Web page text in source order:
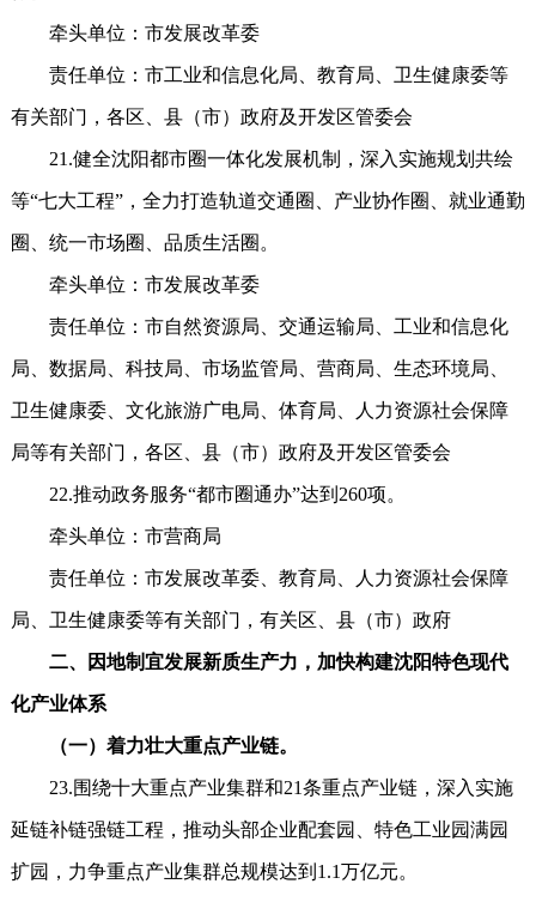
牵头单位：市发展改革委
责任单位：市工业和信息化局、教育局、卫生健康委等
有关部门，各区、县（市）政府及开发区管委会
21.健全沈阳都市圈一体化发展机制，深入实施规划共绘
等“七大工程”，全力打造轨道交通圈、产业协作圈、就业通勤
圈、统一市场圈、品质生活圈。
牵头单位：市发展改革委
责任单位：市自然资源局、交通运输局、工业和信息化
局、数据局、科技局、市场监管局、营商局、生态环境局、
卫生健康委、文化旅游广电局、体育局、人力资源社会保障
局等有关部门，各区、县（市）政府及开发区管委会
22.推动政务服务“都市圈通办”达到260项。
牵头单位：市营商局
责任单位：市发展改革委、教育局、人力资源社会保障
局、卫生健康委等有关部门，有关区、县（市）政府
二、因地制宜发展新质生产力，加快构建沈阳特色现代
化产业体系
（一）着力壮大重点产业链。
23.围绕十大重点产业集群和21条重点产业链，深入实施
延链补链强链工程，推动头部企业配套园、特色工业园满园
扩园，力争重点产业集群总规模达到1.1万亿元。